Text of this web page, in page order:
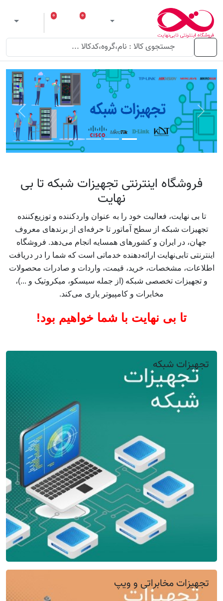
ورود لیست مورد علاقه
۰
سبد خرید
۰
منو
Previous
Next
فروشگاه اینترنتی تجهیزات شبکه تا بی
نهایت
تا بی نهایت، فعالیت خود را به عنوان واردکننده و توزیع‌کننده
تجهیزات شبکه از سطح آماتور تا حرفه‌ای از برندهای معروف
جهان، در ایران و کشورهای همسایه انجام می‌دهد. فروشگاه
اینترنتی تابی‌نهایت ارائه‌دهنده خدماتی است که شما را در دریافت
اطلاعات، مشخصات، خرید، قیمت‌، واردات و صادرات محصولات
و تجهیزات تخصصی شبکه (از جمله سیسکو، میکروتیک و ...)،
مخابرات و کامپیوتر یاری می‌کند.
تا بی نهایت با شما خواهیم بود!
تجهیزات شبکه
تجهیزات مخابراتی و ویپ